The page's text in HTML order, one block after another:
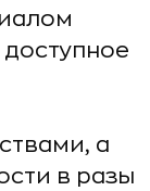
а
в разы